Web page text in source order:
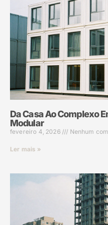
Da Casa Ao Complexo
Modular
fevereiro 4, 2026 Nenhum
Ler mais »